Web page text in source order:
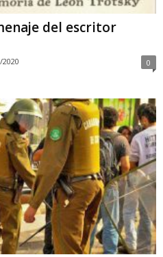
del escritor
0